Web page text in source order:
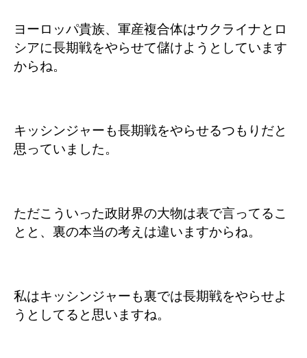
ヨーロッパ貴族、軍産複合体はウクライナとロ
シアに長期戦をやらせて儲けようとしています
からね。
キッシンジャーも長期戦をやらせるつもりだと
思っていました。
ただこういった政財界の大物は表で言ってるこ
とと、裏の本当の考えは違いますからね。
私はキッシンジャーも裏では長期戦をやらせよ
うとしてると思いますね。